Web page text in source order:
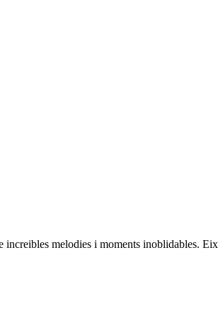
melodies i moments inoblidables.